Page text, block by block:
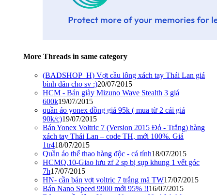
More Threads in same category
(BADSHOP_H) Vợt cầu lông xách tay Thái Lan giá
bình dân cho sv :)20/07/2015
HCM - Bán giày Mizuno Wave Stealth 3 giá
600k19/07/2015
quần áo yonex đồng giá 95k ( mua từ 2 cái giá
90k/c)19/07/2015
Bán Yonex Voltric 7 (Version 2015 Đỏ - Trắng) hàng
xách tay Thái Lan – code TH, mới 100%. Giá
1tr418/07/2015
Quần áo thể thao hàng độc - cá tính18/07/2015
HCMQ.10-Giao lưu zf 2 sp bị sụp khung 1 vết góc
7h17/07/2015
HN- cần bán vợt voltric 7 trắng mã TW17/07/2015
Bán Nano Speed 9900 mới 95% !!16/07/2015